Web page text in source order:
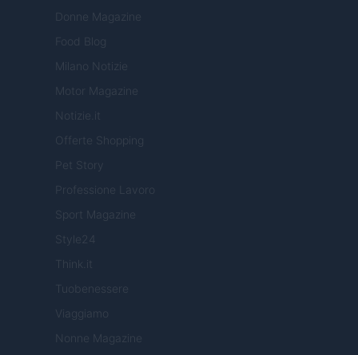
Donne Magazine
Food Blog
Milano Notizie
Motor Magazine
Notizie.it
Offerte Shopping
Pet Story
Professione Lavoro
Sport Magazine
Style24
Think.it
Tuobenessere
Viaggiamo
Nonne Magazine